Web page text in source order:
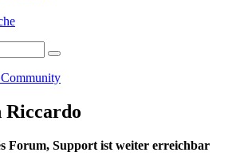
Riccardo
Forum, Support ist weiter erreichbar